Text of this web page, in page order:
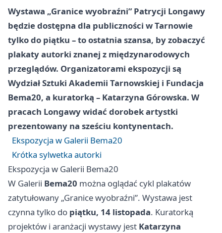
Wystawa „Granice wyobraźni” Patrycji Longawy
będzie dostępna dla publiczności w Tarnowie
tylko do piątku – to ostatnia szansa, by zobaczyć
plakaty autorki znanej z międzynarodowych
przeglądów. Organizatorami ekspozycji są
Wydział Sztuki Akademii Tarnowskiej i Fundacja
Bema20, a kuratorką – Katarzyna Górowska. W
pracach Longawy widać dorobek artystki
prezentowany na sześciu kontynentach.
Ekspozycja w Galerii Bema20
Krótka sylwetka autorki
Ekspozycja w Galerii Bema20
W Galerii Bema20 można oglądać cykl plakatów
zatytułowany „Granice wyobraźni”. Wystawa jest
czynna tylko do piątku, 14 listopada. Kuratorką
projektów i aranżacji wystawy jest Katarzyna